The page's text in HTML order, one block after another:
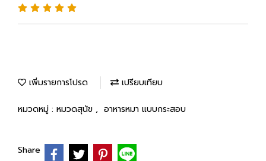
เพิ่มรายการโปรด เปรียบเทียบ
หมวดหมู่ : หมวดสุนัข , อาหารหมา แบบกระสอบ
Share